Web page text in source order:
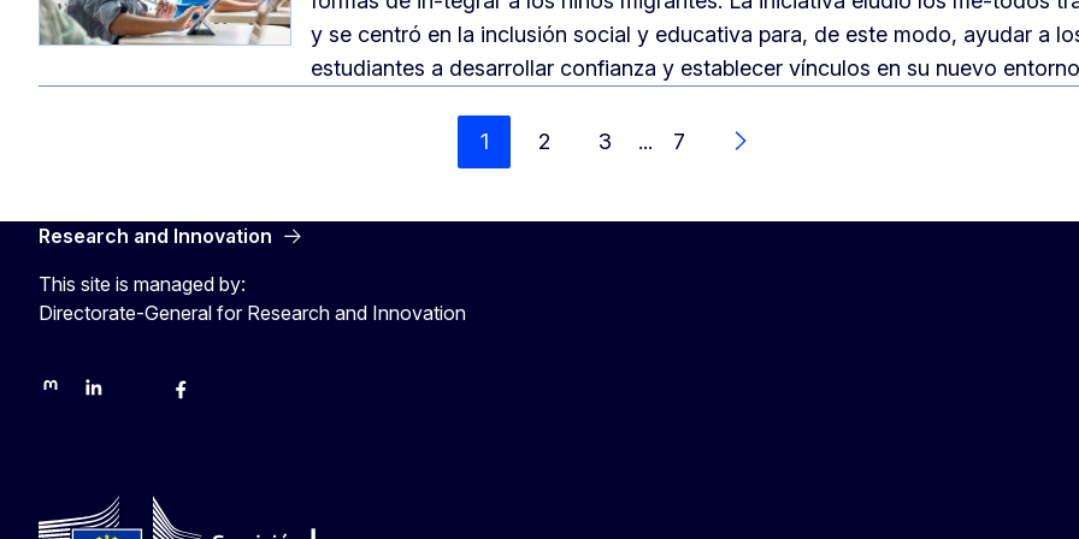
y se centró en la inclusión social y educativa para, de este modo, ayudar a
estudiantes a desarrollar confianza y establecer vínculos en su nuevo
1 2 3 ... 7
Next
Research and Innovation
This site is managed by:
Directorate-General for Research and Innovation
MastodonLinkedInBlueskyFacebook